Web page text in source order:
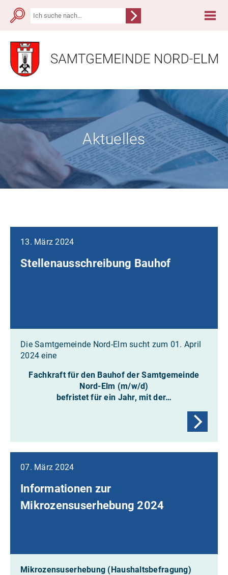
Aktuelles
13. März 2024
Stellenausschreibung Bauhof
Die Samtgemeinde Nord-Elm sucht zum 01. April
2024 eine
Fachkraft für den Bauhof der Samtgemeinde
Nord-Elm (m/w/d)
befristet für ein Jahr, mit der…
07. März 2024
Informationen zur
Mikrozensuserhebung 2024
Mikrozensuserhebung (Haushaltsbefragung)